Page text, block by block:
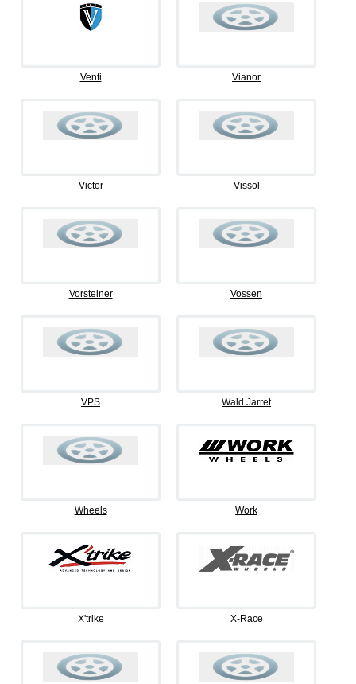
Venti Vianor
Victor Vissol
Vorsteiner Vossen
VPS Wald Jarret
Wheels Work
X'trike X-Race